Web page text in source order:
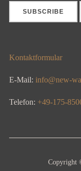
Kontaktformular
E-Mail: info@new-
Telefon: +49-175-
Copyright